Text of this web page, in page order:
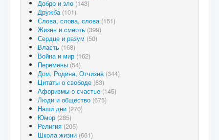
Добро и зло (143)
Дружба (101)
Слова, слова, слова (151)
Жизнь и смерть (399)
Сердце и разум (50)
Власть (168)
Война и мир (162)
Перемены (54)
Дом, Родина, Отчизна (344)
Цитаты о свободе (83)
Афоризмы о счастье (145)
Люди и общество (675)
Наши дни (270)
Юмор (285)
Религия (205)
Школа жизни (661)